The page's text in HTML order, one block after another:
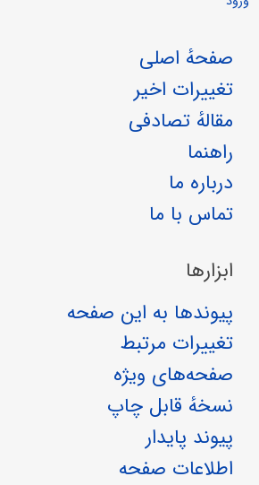
صفحهٔ اصلی
تغییرات اخیر
مقالهٔ تصادفی
راهنما
درباره ما
تماس با ما
ابزارها
پیوندها به این صفحه
تغییرات مرتبط
صفحه‌های ویژه
نسخهٔ قابل چاپ
پیوند پایدار
اطلاعات صفحه